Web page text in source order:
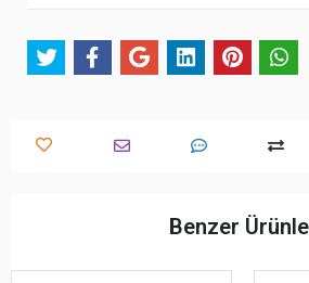
Benzer